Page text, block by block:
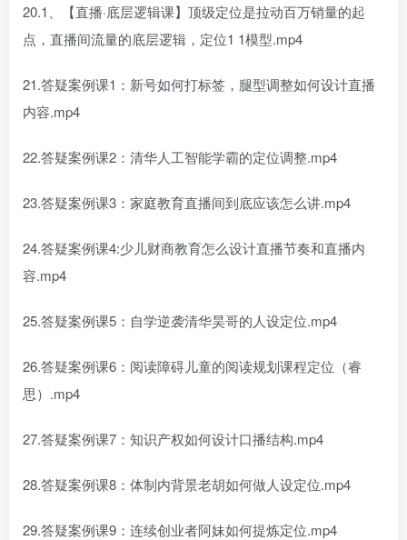
20.1、【直播·底层逻辑课】顶级定位是拉动百万销量的起
点，直播间流量的底层逻辑，定位1 1模型.mp4
21.答疑案例课1：新号如何打标签，腿型调整如何设计直播
内容.mp4
22.答疑案例课2：清华人工智能学霸的定位调整.mp4
23.答疑案例课3：家庭教育直播间到底应该怎么讲.mp4
24.答疑案例课4:少儿财商教育怎么设计直播节奏和直播内
容.mp4
25.答疑案例课5：自学逆袭清华昊哥的人设定位.mp4
26.答疑案例课6：阅读障碍儿童的阅读规划课程定位（睿
思）.mp4
27.答疑案例课7：知识产权如何设计口播结构.mp4
28.答疑案例课8：体制内背景老胡如何做人设定位.mp4
29.答疑案例课9：连续创业者阿妹如何提炼定位.mp4